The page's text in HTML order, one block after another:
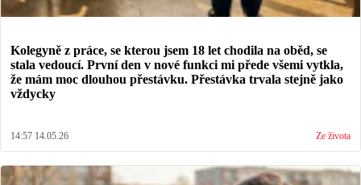
Kolegyně z práce, se kterou jsem 18 let chodila na oběd, se
stala vedoucí. První den v nové funkci mi přede všemi vytkla,
že mám moc dlouhou přestávku. Přestávka trvala stejně jako
vždycky
14:57 14.05.26 Ze života